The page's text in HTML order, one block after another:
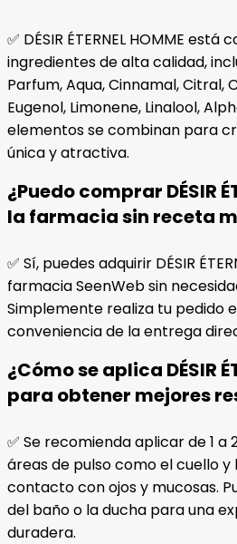
✅ DÉSIR ÉTERNEL HOMME
ingredientes de alta calidad,
Parfum, Aqua, Cinnamal, Citral,
Eugenol, Limonene, Linalool,
elementos se combinan para
única y atractiva.
¿Puedo comprar DÉSIR
la farmacia sin receta
✅ Sí, puedes adquirir DÉSIR
farmacia SeenWeb sin
Simplemente realiza tu pedido
conveniencia de la entrega
¿Cómo se aplica DÉSIR
para obtener mejores
✅ Se recomienda aplicar de 1 a
áreas de pulso como el cuello y
contacto con ojos y mucosas.
del baño o la ducha para una
duradera.